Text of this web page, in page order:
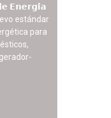
𝗘𝗻𝗲𝗿𝗴𝗶́𝗮
estándar
para